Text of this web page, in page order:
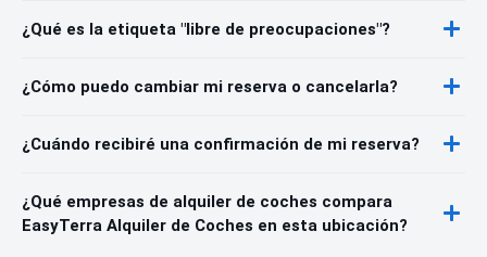
¿Qué es la etiqueta "libre de preocupaciones"?
¿Cómo puedo cambiar mi reserva o cancelarla?
¿Cuándo recibiré una confirmación de mi reserva?
¿Qué empresas de alquiler de coches compara
EasyTerra Alquiler de Coches en esta ubicación?